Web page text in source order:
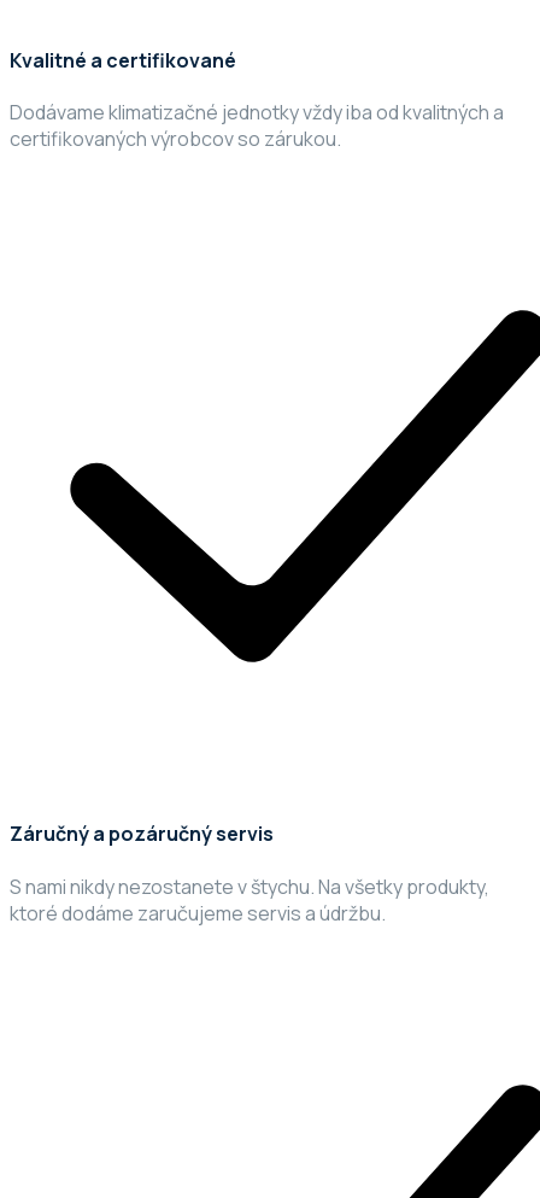
Kvalitné a certifikované
Dodávame klimatizačné jednotky vždy iba od kvalitných a
certifikovaných výrobcov so zárukou.
Záručný a pozáručný servis
S nami nikdy nezostanete v štychu. Na všetky produkty,
ktoré dodáme zaručujeme servis a údržbu.